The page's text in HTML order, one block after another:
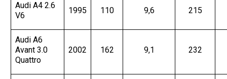
Audi A4 2.6
V6
1995 110 9,6 215
Audi A6
Avant 3.0
Quattro
2002 162 9,1 232